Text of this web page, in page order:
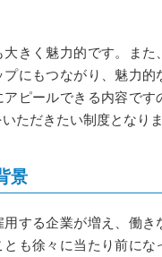
きく魅力的です。また
にもつながり、魅力的
アピールできる内容です
ただきたい制度となりま
景
する企業が増え、働き
とも徐々に当たり前にな